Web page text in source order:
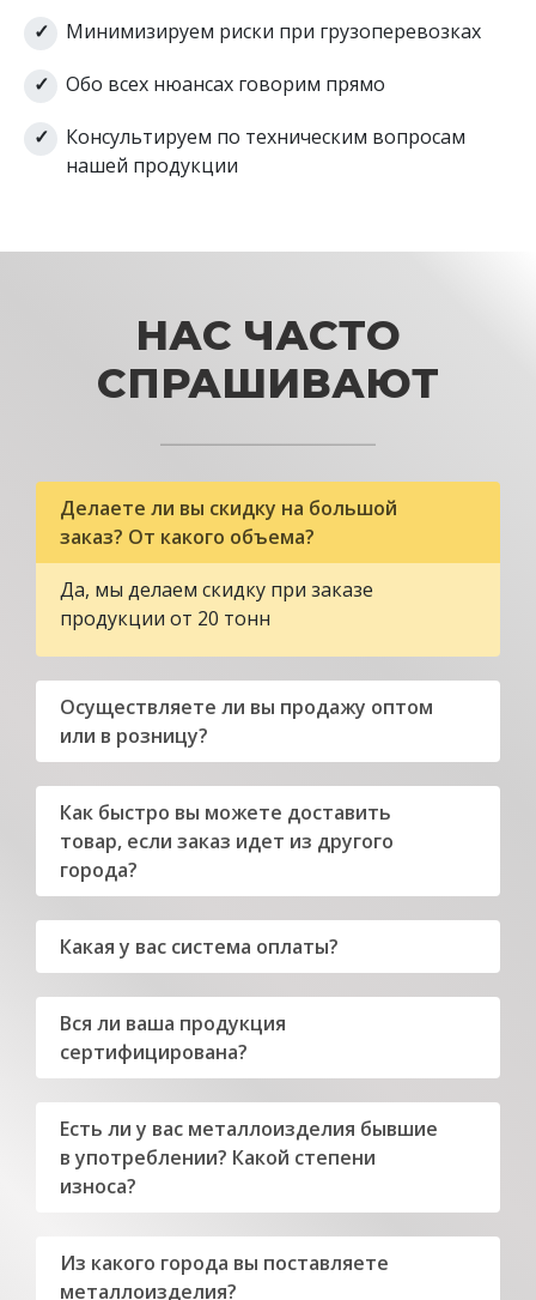
Минимизируем риски при грузоперевозках
Обо всех нюансах говорим прямо
Консультируем по техническим вопросам
нашей продукции
НАС ЧАСТО
СПРАШИВАЮТ
Делаете ли вы скидку на большой
заказ? От какого объема?
Да, мы делаем скидку при заказе
продукции от 20 тонн
Осуществляете ли вы продажу оптом
или в розницу?
Как быстро вы можете доставить
товар, если заказ идет из другого
города?
Какая у вас система оплаты?
Вся ли ваша продукция
сертифицирована?
Есть ли у вас металлоизделия бывшие
в употреблении? Какой степени
износа?
Из какого города вы поставляете
металлоизделия?